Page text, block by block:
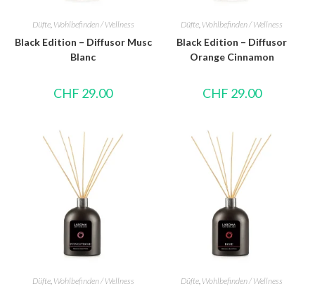
Düfte, Wohlbefinden / Wellness
Black Edition – Diffusor Musc
Blanc
CHF 29.00
Düfte, Wohlbefinden / Wellness
Black Edition – Diffusor
Orange Cinnamon
CHF 29.00
Düfte, Wohlbefinden / Wellness Düfte Wohlbefinden / Wellness